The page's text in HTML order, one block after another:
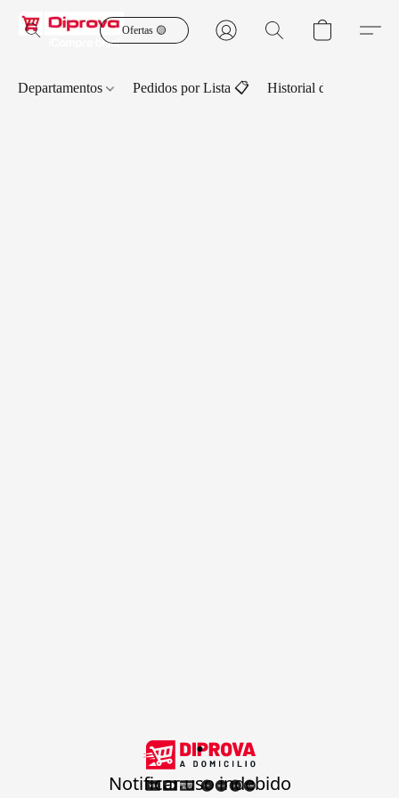
Ofertas 🟡
Departamentos Pedidos por Lista 📋 Historial de Pedidos
.
Notificar uso indebido